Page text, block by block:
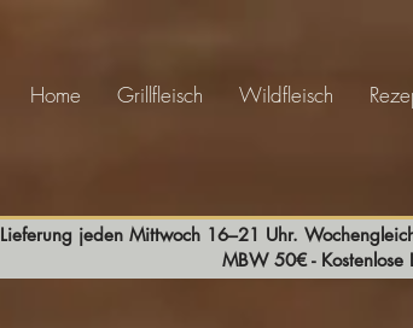
Home Grillfleisch Wildfleisch
Lieferung jeden Mittwoch 16–21 Uhr.
MBW 50€ -